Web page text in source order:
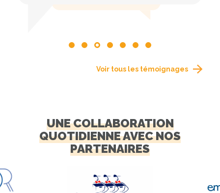
Voir tous les témoignages
UNE COLLABORATION
QUOTIDIENNE AVEC NOS
PARTENAIRES